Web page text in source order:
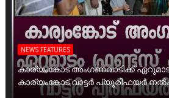
NEWS FEATURES
കാര്യംങ്കോട് അംഗണവാടിക്ക്
കാര്യംങ്കോട് വാട്ടർ പ്യൂരിഫയർ